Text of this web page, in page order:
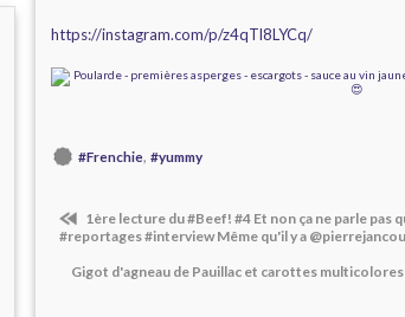
https://instagram.com/p/z4qTl8LYCq/
#Frenchie,#yummy
1ère lecture du #Beef! #4 Et non ça ne parle
#reportages #interview Même qu'il y a
Gigot d'agneau de Pauillac et carottes